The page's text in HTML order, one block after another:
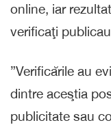
online, iar
verificaţi
”Verificările au
dintre aceştia
publicitate sau